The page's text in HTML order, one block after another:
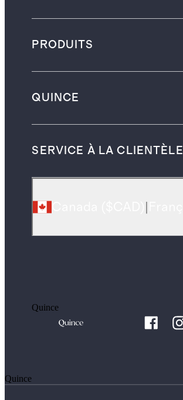
PRODUITS
QUINCE
SERVICE À LA CLIENTÈLE
Quince
Quince